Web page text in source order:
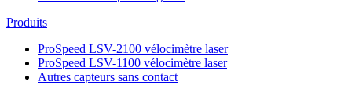
Produits
ProSpeed LSV-2100 vélocimètre laser
ProSpeed LSV-1100 vélocimètre laser
Autres capteurs sans contact